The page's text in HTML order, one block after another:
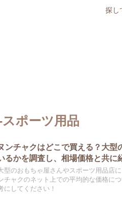
探し
ポーツ用品
ンチャクはどこで買える？大
るかを調査し、相場価格と共に
型のおもちゃ屋さんやスポーツ用品店
チャクのネット上での平均的な価格に
にしてください！